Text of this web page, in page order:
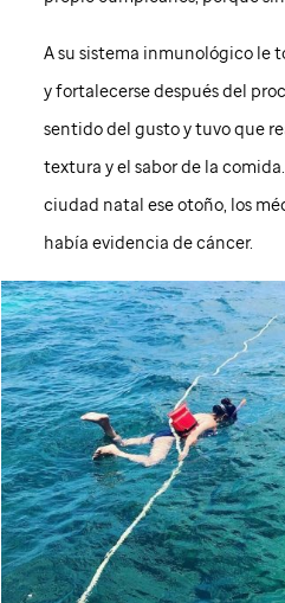
A su sistema inmunológico le
y fortalecerse después del
sentido del gusto y tuvo que
textura y el sabor de la
ciudad natal ese otoño, los
había evidencia de cáncer.